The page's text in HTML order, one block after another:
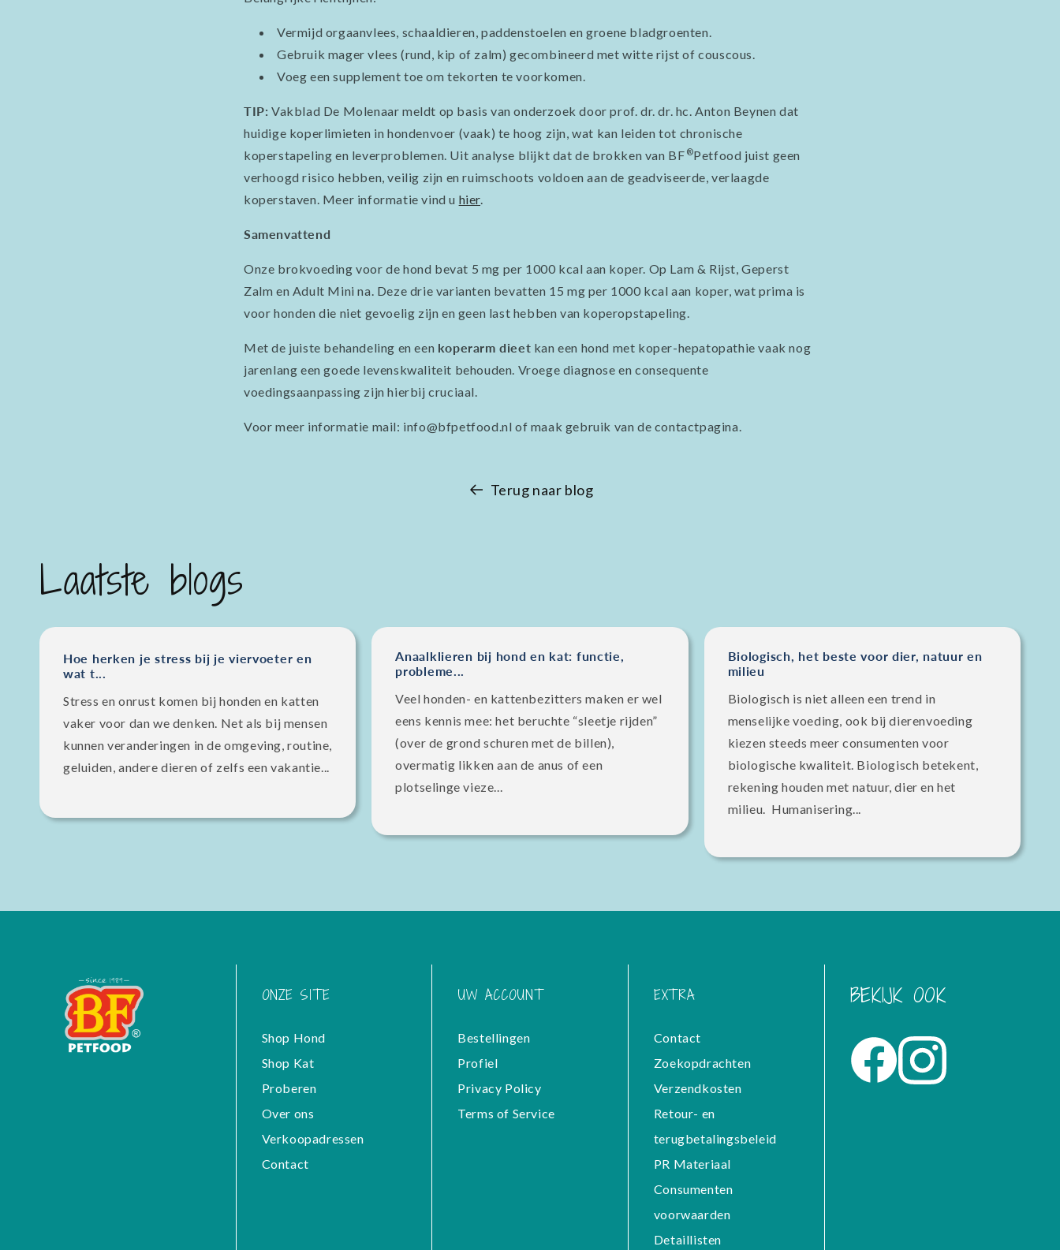
Vermijd orgaanvlees, schaaldieren, paddenstoelen en groene bladgroenten.
Gebruik mager vlees (rund, kip of zalm) gecombineerd met witte rijst of couscous.
Voeg een supplement toe om tekorten te voorkomen.
TIP: Vakblad De Molenaar meldt op basis van onderzoek door prof. dr. dr. hc. Anton Beynen dat
huidige koperlimieten in hondenvoer (vaak) te hoog zijn, wat kan leiden tot chronische
koperstapeling en leverproblemen. Uit analyse blijkt dat de brokken van BF ®Petfood juist geen
verhoogd risico hebben, veilig zijn en ruimschoots voldoen aan de geadviseerde, verlaagde
koperstaven. Meer informatie vind u hier.
Samenvattend
Onze brokvoeding voor de hond bevat 5 mg per 1000 kcal aan koper. Op Lam & Rijst, Geperst
Zalm en Adult Mini na. Deze drie varianten bevatten 15 mg per 1000 kcal aan koper, wat prima is
voor honden die niet gevoelig zijn en geen last hebben van koperopstapeling.
Met de juiste behandeling en een koperarm dieet kan een hond met koper-hepatopathie vaak nog
jarenlang een goede levenskwaliteit behouden. Vroege diagnose en consequente
voedingsaanpassing zijn hierbij cruciaal.
Voor meer informatie mail: info@bfpetfood.nl of maak gebruik van de contactpagina.
Terug naar blog
Laatste blogs
Hoe herken je stress bij je viervoeter en
wat t...
Stress en onrust komen bij honden en katten
vaker voor dan we denken. Net als bij mensen
kunnen veranderingen in de omgeving, routine,
geluiden, andere dieren of zelfs een vakantie...
Anaalklieren bij hond en kat: functie,
probleme...
Veel honden- en kattenbezitters maken er wel
eens kennis mee: het beruchte “sleetje rijden”
(over de grond schuren met de billen),
overmatig likken aan de anus of een
plotselinge vieze...
Biologisch, het beste voor dier, natuur en
milieu
Biologisch is niet alleen een trend in
menselijke voeding, ook bij dierenvoeding
kiezen steeds meer consumenten voor
biologische kwaliteit. Biologisch betekent,
rekening houden met natuur, dier en het
milieu. Humanisering...
ONZE SITE
Shop Hond
Shop Kat
Proberen
Over ons
Verkoopadressen
Contact
UW ACCOUNT
Bestellingen
Profiel
Privacy Policy
Terms of Service
EXTRA
Contact
Zoekopdrachten
Verzendkosten
Retour- en
terugbetalingsbeleid
PR Materiaal
Consumenten
voorwaarden
Detaillisten
BEKIJK OOK